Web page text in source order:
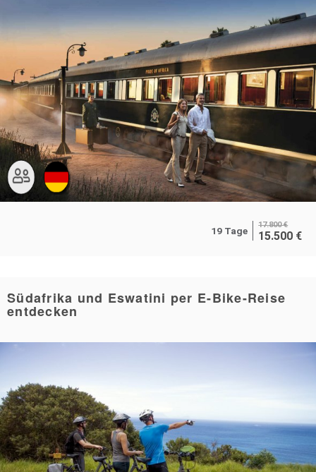
19 Tage
17.800 €
15.500 €
Südafrika und Eswatini per E-Bike-Reise
entdecken